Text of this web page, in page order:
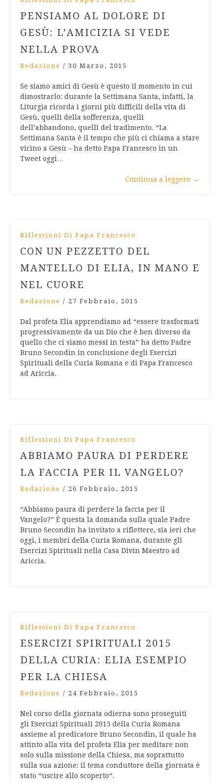
PENSIAMO AL DOLORE DI
GESÙ: L’AMICIZIA SI VEDE
NELLA PROVA
Redazione / 30 Marzo, 2015
Se siamo amici di Gesù è questo il momento in cui
dimostrarlo: durante la Settimana Santa, infatti, la
Liturgia ricorda i giorni più difficili della vita di
Gesù, quelli della sofferenza, quelli
dell’abbandono, quelli del tradimento. “La
Settimana Santa è il tempo che più ci chiama a stare
vicino a Gesù – ha detto Papa Francesco in un
Tweet oggi…
Continua a leggere →
Riflessioni Di Papa Francesco
CON UN PEZZETTO DEL
MANTELLO DI ELIA, IN MANO E
NEL CUORE
Redazione / 27 Febbraio, 2015
Dal profeta Elia apprendiamo ad “essere trasformati
progressivamente da un Dio che è ben diverso da
quello che ci siamo messi in testa” ha detto Padre
Bruno Secondin in conclusione degli Esercizi
Spirituali della Curia Romana e di Papa Francesco
ad Ariccia.
Riflessioni Di Papa Francesco
ABBIAMO PAURA DI PERDERE
LA FACCIA PER IL VANGELO?
Redazione / 26 Febbraio, 2015
“Abbiamo paura di perdere la faccia per il
Vangelo?” È questa la domanda sulla quale Padre
Bruno Secondin ha invitato a riflettere, sia ieri che
oggi, i membri della Curia Romana, durante gli
Esercizi Spirituali nella Casa Divin Maestro ad
Ariccia.
Riflessioni Di Papa Francesco
ESERCIZI SPIRITUALI 2015
DELLA CURIA: ELIA ESEMPIO
PER LA CHIESA
Redazione / 24 Febbraio, 2015
Nel corso della giornata odierna sono proseguiti
gli Esercizi Spirituali 2015 della Curia Romana
assieme al predicatore Bruno Secondin, il quale ha
attinto alla vita del profeta Elia per meditare non
solo sulla missione della Chiesa, ma soprattutto
sulla sua azione: il tema conduttore della giornata è
stato “uscire allo scoperto“.